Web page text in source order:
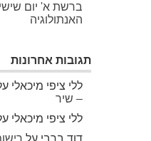
האנתולוגיה
תגובות אחרונות
ללי ציפי מיכאלי
– שיר
ללי ציפי מיכאלי
דוד ברבי על